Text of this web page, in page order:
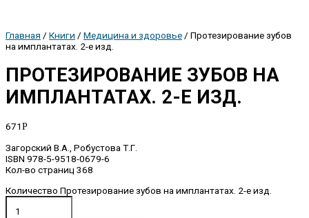
Главная / Книги / Медицина и здоровье / Протезирование зубов
на имплантатах. 2-е изд.
ПРОТЕЗИРОВАНИЕ ЗУБОВ НА
ИМПЛАНТАТАХ. 2-Е ИЗД.
671 Р
Загорский В.А., Робустова Т.Г.
ISBN 978-5-9518-0679-6
Кол-во страниц 368
Количество Протезирование зубов на имплантатах. 2-е изд.